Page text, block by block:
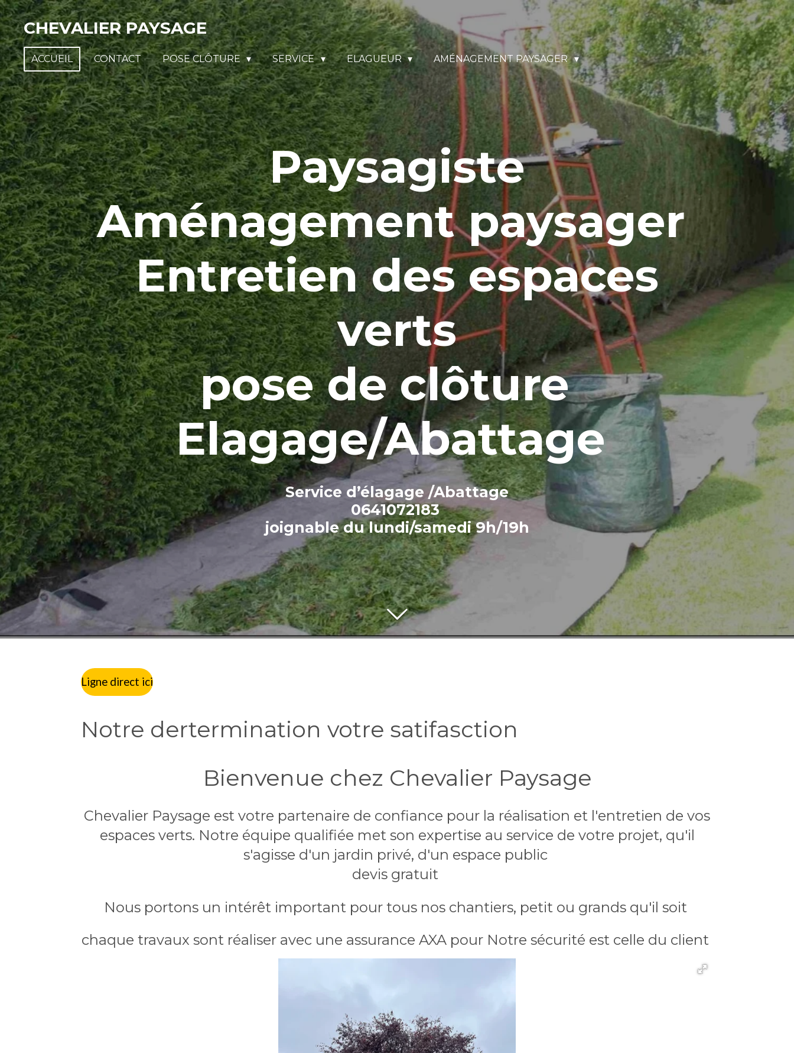
Passer
au
contenu
principal
CHEVALIER PAYSAGE
ACCUEIL CONTACT POSE CLÔTURE SERVICE ELAGUEUR AMÉNAGEMENT PAYSAGER
Paysagiste
Aménagement paysager
Entretien des espaces
verts
pose de clôture
Elagage/Abattage
Service d’élagage /Abattage
0641072183
joignable du lundi/samedi 9h/19h
Ligne direct ici
Notre dertermination votre satifasction
Bienvenue chez Chevalier Paysage
Chevalier Paysage est votre partenaire de confiance pour la réalisation et l'entretien de vos
espaces verts. Notre équipe qualifiée met son expertise au service de votre projet, qu'il
s'agisse d'un jardin privé, d'un espace public
devis gratuit
Nous portons un intérêt important pour tous nos chantiers, petit ou grands qu'il soit
chaque travaux sont réaliser avec une assurance AXA pour Notre sécurité est celle du client